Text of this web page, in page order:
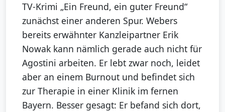
TV-Krimi „Ein Freund, ein guter Freund“
zunächst einer anderen Spur. Webers
bereits erwähnter Kanzleipartner Erik
Nowak kann nämlich gerade auch nicht für
Agostini arbeiten. Er lebt zwar noch, leidet
aber an einem Burnout und befindet sich
zur Therapie in einer Klinik im fernen
Bayern. Besser gesagt: Er befand sich dort,